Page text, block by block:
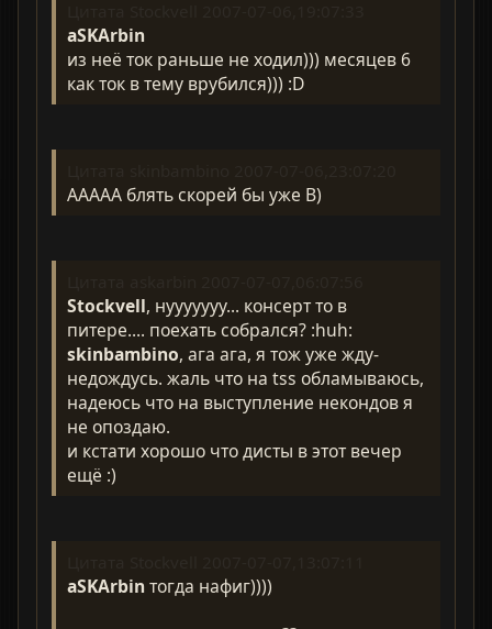
aSKArbin
из неё ток раньше не ходил))) месяцев 6
как ток в тему врубился))) :D
ААААА блять скорей бы уже B)
Stockvell, нууууууу... консерт то в
питере.... поехать собрался? :huh:
skinbambino, ага ага, я тож уже жду-
недождусь. жаль что на tss обламываюсь,
надеюсь что на выступление некондов я
не опоздаю.
и кстати хорошо что дисты в этот вечер
ещё :)
aSKArbinтогда нафиг))))